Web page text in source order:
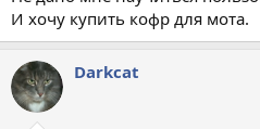
И хочу купить кофр для мота.
Darkcat